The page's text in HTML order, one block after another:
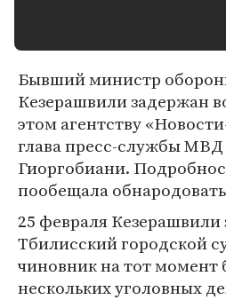
Бывший министр
Кезерашвили задержан
этом агентству
глава пресс-службы
Гиоргобиани.
пообещала
25 февраля Кезерашвили
Тбилисский городской
чиновник на тот
нескольких уголовных